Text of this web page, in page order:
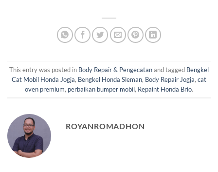
This entry was posted in Body Repair & Pengecatanand tagged Bengkel
Cat Mobil Honda Jogja, Bengkel Honda Sleman, Body Repair Jogja, cat
oven premium, perbaikan bumper mobil, Repaint Honda Brio.
ROYANROMADHON